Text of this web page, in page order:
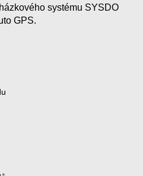
systému SYSDO
GPS.